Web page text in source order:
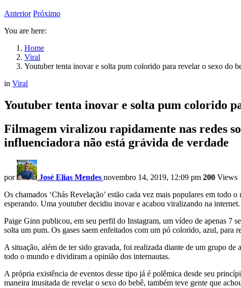
Anterior Próximo
You are here:
Home
Viral
Youtuber tenta inovar e solta pum colorido para revelar o sexo do
in Viral
Youtuber tenta inovar e solta pum colorido
Filmagem viralizou rapidamente nas redes
influenciadora não está grávida de verdade
por José Elias Mendes novembro 14, 2019, 12:09 pm 200 Views
Os chamados ‘Chás Revelação’ estão cada vez mais populares em
esperando. Uma youtuber decidiu inovar e acabou viralizando na internet.
Paige Ginn publicou, em seu perfil do Instagram, um vídeo de apenas 7
solta um pum. Os gases saem enfeitados com um pó colorido, azul, para
A situação, além de ter sido gravada, foi realizada diante de um grupo
todo o mundo e dividiram a opinião dos internautas.
A própria existência de eventos desse tipo já é polêmica desde seu
maneira inusitada de revelar o sexo do bebê, também teve gente que